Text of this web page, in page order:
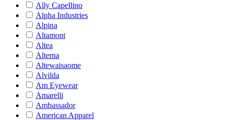
Ally Capellino
Alpha Industries
Alpina
Altamont
Altea
Alterna
Altewaisaome
Alvilda
Am Eyewear
Amarelli
Ambassador
American Apparel